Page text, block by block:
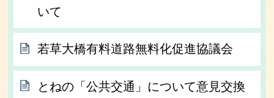
いて
若草大橋有料道路無料化促進協議会
とねの「公共交通」について意見交換